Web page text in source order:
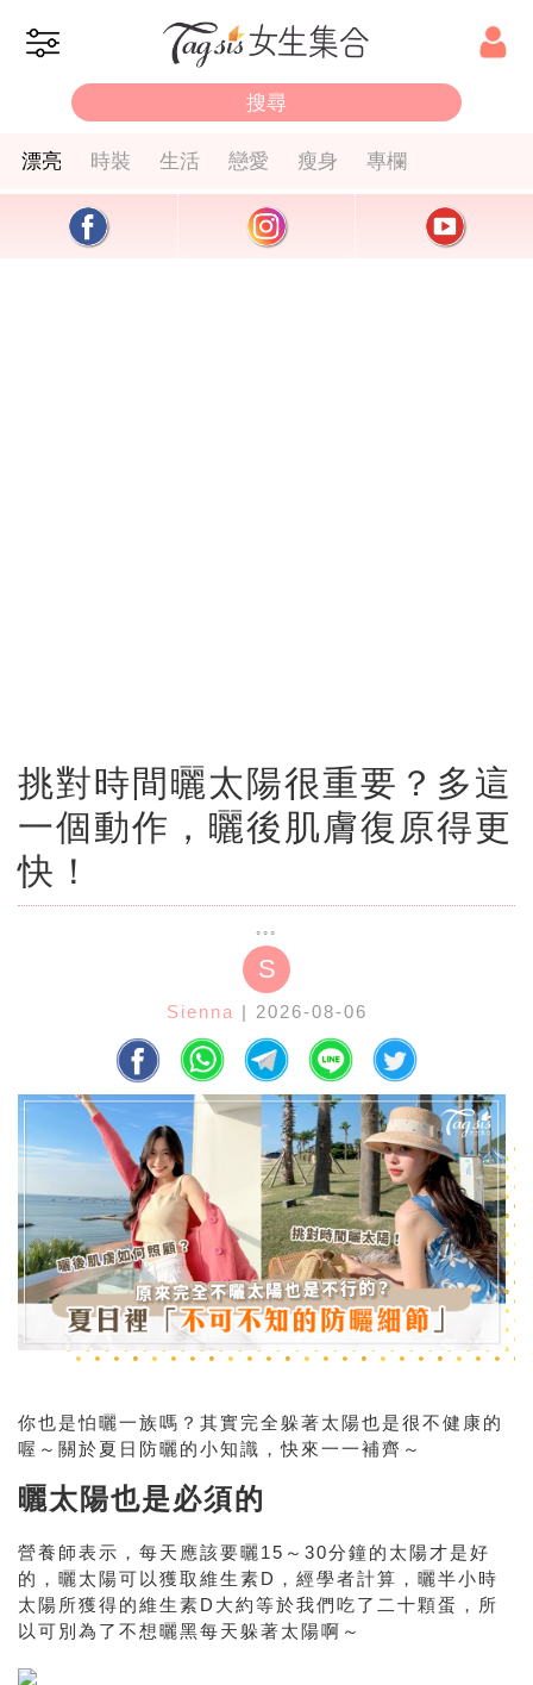
漂亮 時裝 生活 戀愛 瘦身 專欄
挑對時間曬太陽很重要？多這
一個動作，曬後肌膚復原得更
快！
S
Sienna | 2026-08-06
你也是怕曬一族嗎？其實完全躲著太陽也是很不健康的
喔～關於夏日防曬的小知識，快來一一補齊～
曬太陽也是必須的
營養師表示，每天應該要曬15～30分鐘的太陽才是好
的，曬太陽可以獲取維生素D，經學者計算，曬半小時
太陽所獲得的維生素D大約等於我們吃了二十顆蛋，所
以可別為了不想曬黑每天躲著太陽啊～